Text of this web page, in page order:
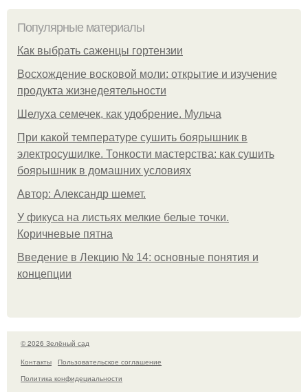
Популярные материалы
Как выбрать саженцы гортензии
Восхождение восковой моли: открытие и изучение
продукта жизнедеятельности
Шелуха семечек, как удобрение. Мульча
При какой температуре сушить боярышник в
электросушилке. Тонкости мастерства: как сушить
боярышник в домашних условиях
Автор: Александр шемет.
У фикуса на листьях мелкие белые точки.
Коричневые пятна
Введение в Лекцию № 14: основные понятия и
концепции
© 2026 Зелёный сад
Контакты
Пользовательское соглашение
Политика конфидециальности